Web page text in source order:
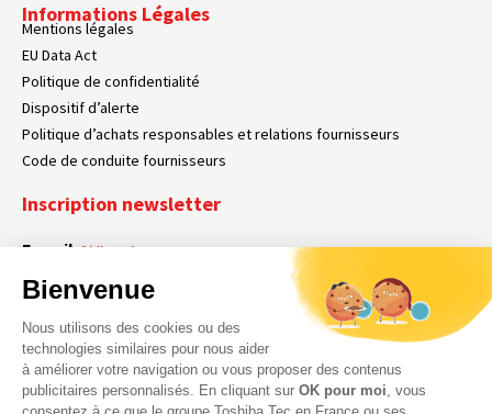
Informations Légales
Mentions légales
EU Data Act
Politique de confidentialité
Dispositif d’alerte
Politique d’achats responsables et relations fournisseurs
Code de conduite fournisseurs
Inscription newsletter
E-mailObligatoire
RGPD
Obligatoire
En cochant cette case, vous acceptez que Toshiba Tec France collecte vos
données personnelles. Pour plus d’informations sur notre politique en matière
de données personnelles,cliquez ici.Obligatoire
Bienvenue
Nous utilisons des cookies ou des
technologies similaires pour nous aider
à améliorer votre navigation ou vous proposer des contenus
publicitaires personnalisés. En cliquant sur OK pour moi , vous
consentez à ce que le groupe Toshiba Tec en France ou ses